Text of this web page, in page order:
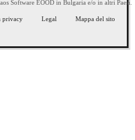
Software EOOD in Bulgaria e/o in altri Paesi.
privacy Legal Mappa del sito